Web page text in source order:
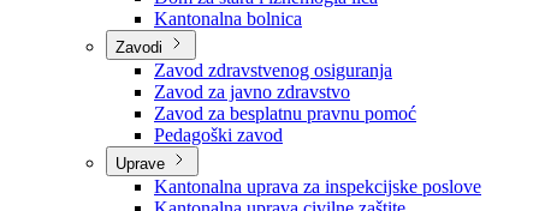
Ustanove
Centar za socijalni rad
Dom za stara i iznemogla lica
Kantonalna bolnica
Zavodi
Zavod zdravstvenog osiguranja
Zavod za javno zdravstvo
Zavod za besplatnu pravnu pomoć
Pedagoški zavod